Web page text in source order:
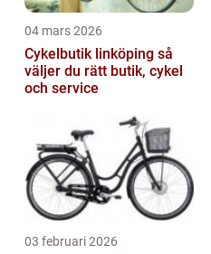
04 mars 2026
Cykelbutik linköping så
väljer du rätt butik, cykel
och service
03 februari 2026